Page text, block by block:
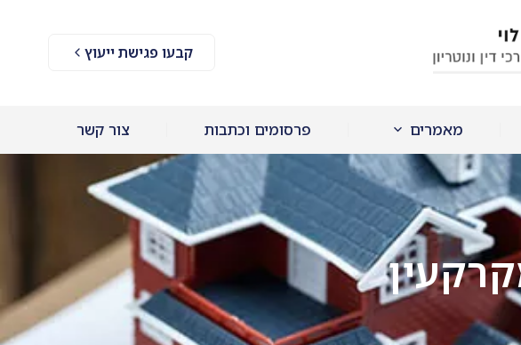
קבעו פגישת ייעוץ
מאמרים פרסומים וכתבות צור קשר